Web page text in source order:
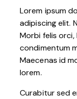
Lorem ipsum
adipiscing elit.
Morbi felis
condimentum
Maecenas id
lorem.
Curabitur sed